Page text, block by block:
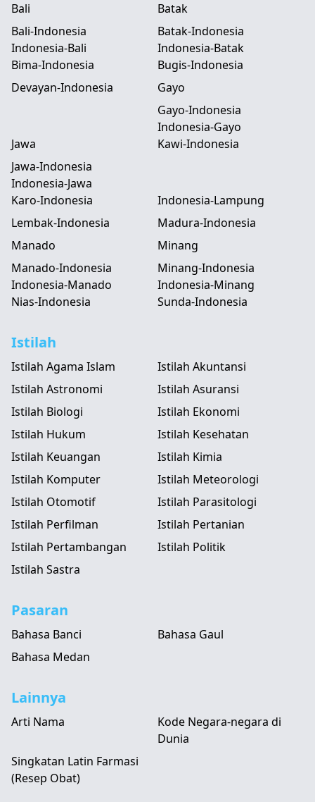
Bali
Bali-Indonesia
Indonesia-Bali
Batak
Batak-Indonesia
Indonesia-Batak
Bima-Indonesia
Bugis-Indonesia
Devayan-Indonesia
Gayo
Gayo-Indonesia
Indonesia-Gayo
Jawa
Jawa-Indonesia
Indonesia-Jawa
Kawi-Indonesia
Karo-Indonesia
Indonesia-Lampung
Lembak-Indonesia
Madura-Indonesia
Manado
Manado-Indonesia
Indonesia-Manado
Minang
Minang-Indonesia
Indonesia-Minang
Nias-Indonesia
Sunda-Indonesia
Istilah
Istilah Agama Islam
Istilah Akuntansi
Istilah Astronomi
Istilah Asuransi
Istilah Biologi
Istilah Ekonomi
Istilah Hukum
Istilah Kesehatan
Istilah Keuangan
Istilah Kimia
Istilah Komputer
Istilah Meteorologi
Istilah Otomotif
Istilah Parasitologi
Istilah Perfilman
Istilah Pertanian
Istilah Pertambangan
Istilah Politik
Istilah Sastra
Pasaran
Bahasa Banci
Bahasa Gaul
Bahasa Medan
Lainnya
Arti Nama
Kode Negara-negara di
Dunia
Singkatan Latin Farmasi
(Resep Obat)